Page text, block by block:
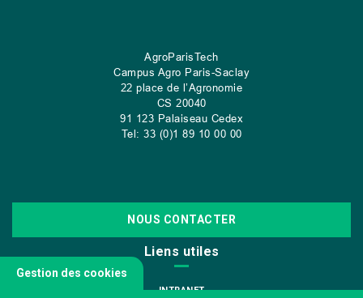
AgroParisTech
Campus Agro Paris-Saclay
22 place de l’Agronomie
CS 20040
91 123 Palaiseau Cedex
Tel: 33 (0)1 89 10 00 00
NOUS CONTACTER
Liens utiles
INTRANET
Gestion des cookies